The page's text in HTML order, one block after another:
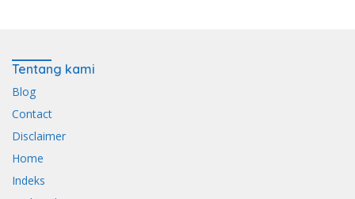
Tentang kami
Blog
Contact
Disclaimer
Home
Indeks